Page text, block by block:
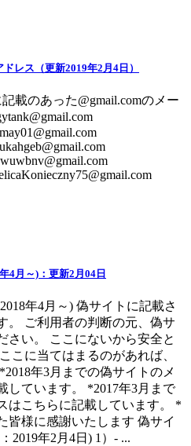
レス（更新2019年2月4日）
載のあった@gmail.comのメー
4月～)：更新2月04日
年4月～) 偽サイトに記載さ
。 ご利用者の判断の元、偽サ
さい。 ここにないから安全と
こに当てはまるのがあれば、
年3月までの偽サイトのメ
しています。 *2017年3月まで
はこちらに記載しています。 *
皆様に感謝いたします 偽サイ
2019年2月4日) 1）- ...